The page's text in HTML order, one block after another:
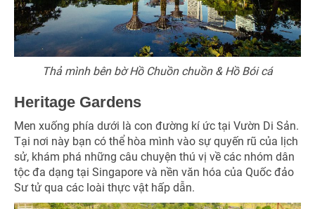
Thả mình bên bờ Hồ Chuồn chuồn & Hồ Bói cá
Heritage Gardens
Men xuống phía dưới là con đường kí ức tại Vườn Di Sản.
Tại nơi này bạn có thể hòa mình vào sự quyến rũ của lịch
sử, khám phá những câu chuyện thú vị về các nhóm dân
tộc đa dạng tại Singapore và nền văn hóa của Quốc đảo
Sư tử qua các loài thực vật hấp dẫn.